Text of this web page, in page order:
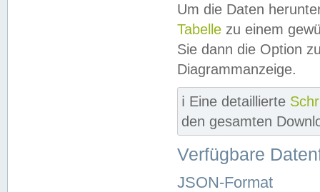
Um die Daten
Tabelle zu einem
Sie dann die Option
Diagrammanzeige.
ℹ️ Eine detaillierte
den gesamten
Verfügbare
JSON-Format